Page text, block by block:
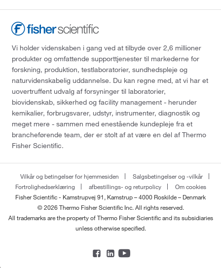
Vi holder videnskaben i gang ved at tilbyde over 2,6 millioner
produkter og omfattende supporttjenester til markederne for
forskning, produktion, testlaboratorier, sundhedspleje og
naturvidenskabelig uddannelse. Du kan regne med, at vi har et
uovertruffent udvalg af forsyninger til laboratorier,
biovidenskab, sikkerhed og facility management - herunder
kemikalier, forbrugsvarer, udstyr, instrumenter, diagnostik og
meget mere - sammen med enestående kundepleje fra et
brancheførende team, der er stolt af at være en del af Thermo
Fisher Scientific.
Vilkår og betingelser for hjemmesiden
Salgsbetingelser og -vilkår
Fortrolighedserklæring
afbestillings- og returpolicy
Om cookies
Fisher Scientific - Kamstrupvej 91, Kamstrup – 4000 Roskilde – Denmark
© 2026 Thermo Fisher Scientific Inc. All rights reserved.
All trademarks are the property of Thermo Fisher Scientific and its subsidiaries
unless otherwise specified.